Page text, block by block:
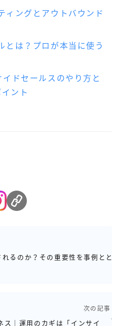
るのか？その重要性を事例とと
次の記事
｜運用のカギは「インサイ
ィングとアウトバウンド
とは？プロが本当に使う
ドセールスのやり方と
ント